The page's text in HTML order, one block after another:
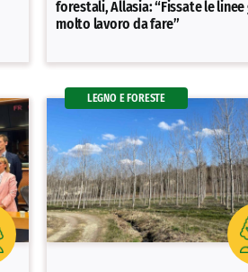
forestali, Allasia: “Fissate le linee
molto lavoro da fare”
LEGNO E FORESTE